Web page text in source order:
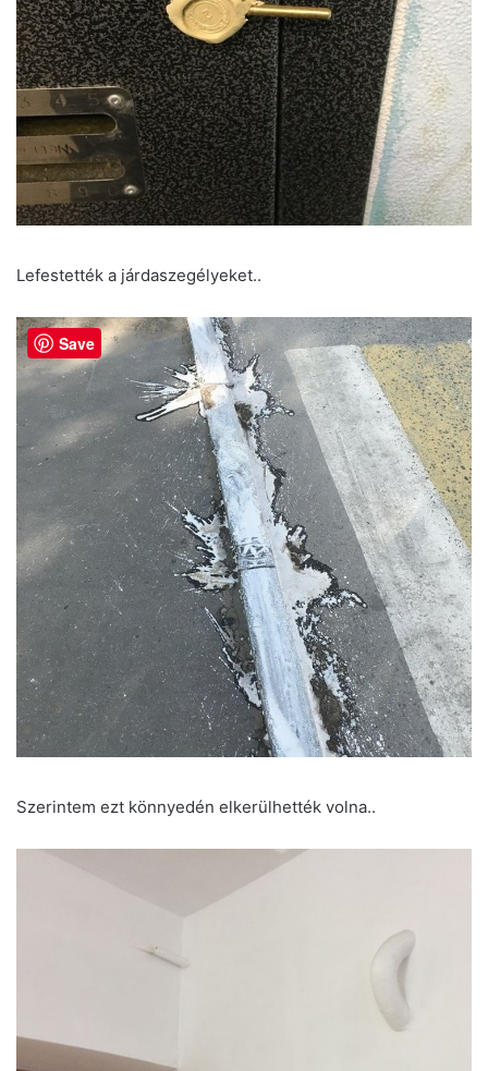
Lefestették a járdaszegélyeket..
Szerintem ezt könnyedén elkerülhették volna..
Save